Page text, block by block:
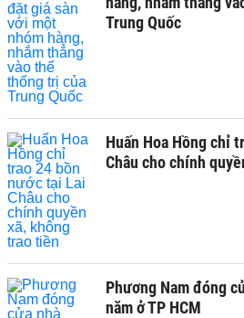
Trung Quốc
Huấn Hoa Hồng chỉ
Châu cho chính
Phương Nam đóng
năm ở TP HCM